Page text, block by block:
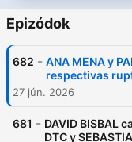
Epizódok
682 - ANA MENA y
respectivas
27 jún. 2026
681 - DAVID BISBAL
DTC y